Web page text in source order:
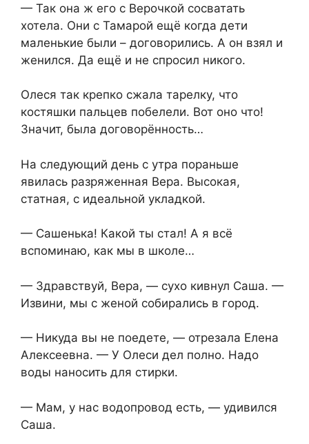
— Так она ж его с Верочкой сосватать
хотела. Они с Тамарой ещё когда дети
маленькие были – договорились. А он взял и
женился. Да ещё и не спросил никого.
Олеся так крепко сжала тарелку, что
костяшки пальцев побелели. Вот оно что!
Значит, была договорённость…
На следующий день с утра пораньше
явилась разряженная Вера. Высокая,
статная, с идеальной укладкой.
— Сашенька! Какой ты стал! А я всё
вспоминаю, как мы в школе…
— Здравствуй, Вера, — сухо кивнул Саша. —
Извини, мы с женой собирались в город.
— Никуда вы не поедете, — отрезала Елена
Алексеевна. — У Олеси дел полно. Надо
воды наносить для стирки.
— Мам, у нас водопровод есть, — удивился
Саша.